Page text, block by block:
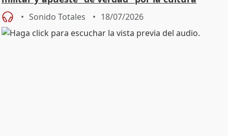
Sonido Totales 18/07/2026